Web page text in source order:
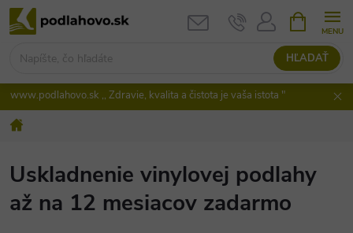
Prejsť
na
HĽADAŤ
KOŠÍK
www.podlahovo.sk ,, Zdravie, kvalita a čistota je vaša istota "
Uskladnenie vinylovej podlahy
až na 12 mesiacov zadarmo